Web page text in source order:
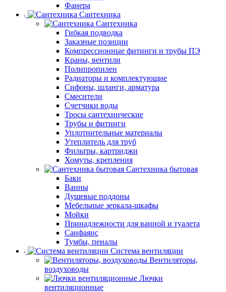
Фанера
Сантехника
Сантехника
Гибкая подводка
Заказные позиции
Компрессионные фитинги и трубы ПЭ
Краны, вентили
Полипропилен
Радиаторы и комплектующие
Сифоны, шланги, арматура
Смесители
Счетчики воды
Тросы сантехнические
Трубы и фитинги
Уплотнительные материалы
Утеплитель для труб
Фильтры, картриджи
Хомуты, крепления
Сантехника бытовая
Баки
Ванны
Душевые поддоны
Мебельные зеркала-шкафы
Мойки
Принадлежности для ванной и туалета
Санфаянс
Тумбы, пеналы
Система вентиляции
Вентиляторы,
воздуховоды
Лючки
вентиляционные